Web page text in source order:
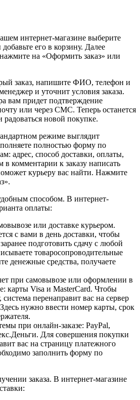
интернет-магазине выберите
его в корзину. Далее
на «Оформить заказ» или
заказ, напишите ФИО, телефон и
и уточнит условия заказа.
вам придет подтверждение
или через СМС. Теперь останется
радоваться новой покупке.
режиме выглядит
полностью форму по
адрес, способ доставки, оплаты,
в комментарии к заказу написать
курьеру вас найти. Нажмите
способом. В интернет-
оплаты:
или доставке курьером.
с вами в день доставки, чтобы
подготовить сдачу с любой
товаросопроводительные
денежные средства, получаете
при самовывозе или оформлении в
карты Visa и MasterCard. Чтобы
перенаправит вас на сервер
нужно ввести номер карты, срок
при онлайн-заказе: PayPal,
Для совершения покупки
вас на страницу платежного
заполнить форму по
заказа. В интернет-магазине